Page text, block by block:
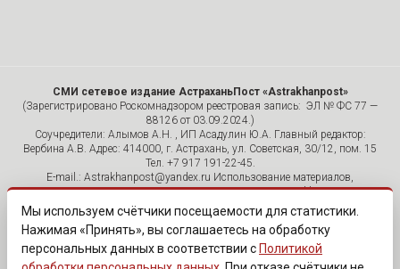
СМИ сетевое издание АстраханьПост «Astrakhanpost»
(Зарегистрировано Роскомнадзором реестровая запись: ЭЛ № ФС 77 —
88126 от 03.09.2024.)
Соучредители: Алымов А.Н. , ИП Асадулин Ю.А. Главный редактор:
Вербина А.В. Адрес: 414000, г. Астрахань, ул. Советская, 30/12, пом. 15
Тел. +7 917 191-22-45.
E-mail.: Astrakhanpost@yandex.ru Использование материалов,
размещенных на страницах сетевого издания «Astrakhanpost»,
допускается исключительно с указанием источника и публикацией
активной гиперссылки на портал Astrakhanpost.ru. Комментарии
читателей сайта размещаются без предварительного редактирования.
Редакция оставляет за собой право удалить их с сайта или
отредактировать, если указанные сообщения нарушают законы РФ.
Мы используем счётчики посещаемости для статистики.
Нажимая «Принять», вы соглашаетесь на обработку
персональных данных в соответствии с Политикой